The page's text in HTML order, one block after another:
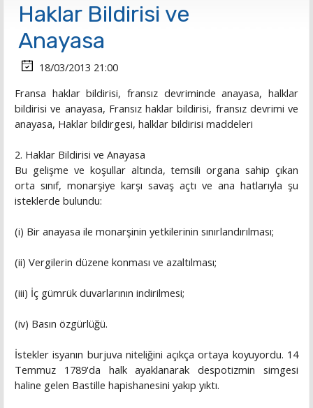
Haklar Bildirisi ve
Anayasa
18/03/2013 21:00
Fransa haklar bildirisi, fransız devriminde anayasa, halklar
bildirisi ve anayasa, Fransız haklar bildirisi, fransız devrimi ve
anayasa, Haklar bildirgesi, halklar bildirisi maddeleri
2. Haklar Bildirisi ve Anayasa
Bu gelişme ve koşullar altında, temsili organa sahip çıkan
orta sınıf, monarşiye karşı savaş açtı ve ana hatlarıyla şu
isteklerde bulundu:
(i) Bir anayasa ile monarşinin yetkilerinin sınırlandırılması;
(ii) Vergilerin düzene konması ve azaltılması;
(iii) İç gümrük duvarlarının indirilmesi;
(iv) Basın özgürlüğü.
İstekler isyanın burjuva niteliğini açıkça ortaya koyuyordu. 14
Temmuz 1789'da halk ayaklanarak despotizmin simgesi
haline gelen Bastille hapishanesini yakıp yıktı.